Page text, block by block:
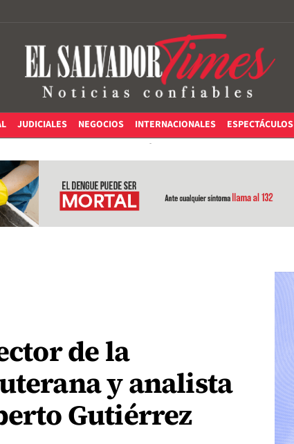
JUDICIALES NEGOCIOS INTERNACIONALES ESPECTÁCULOS
de la
y analista
Gutiérrez